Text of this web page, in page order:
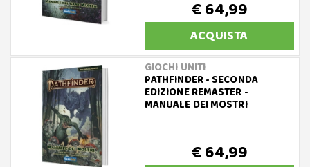
€ 64,99
ACQUISTA
GIOCHI UNITI
PATHFINDER - SECONDA
EDIZIONE REMASTER -
MANUALE DEI MOSTRI
€ 64,99